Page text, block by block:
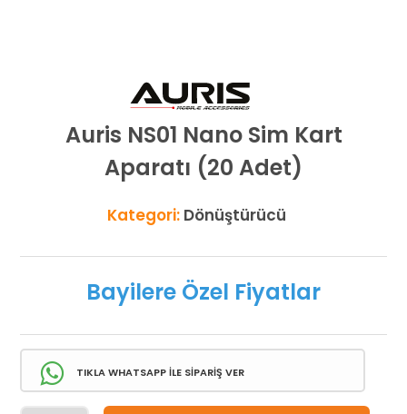
Auris NS01 Nano Sim Kart
Aparatı (20 Adet)
Kategori: Dönüştürücü
Bayilere Özel Fiyatlar
TIKLA WHATSAPP İLE SİPARİŞ VER